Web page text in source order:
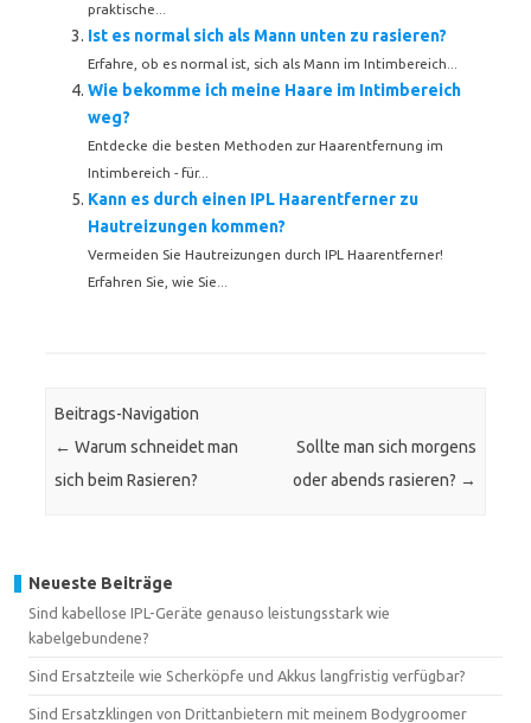
praktische...
Ist es normal sich als Mann unten zu rasieren?
Erfahre, ob es normal ist, sich als Mann im Intimbereich...
Wie bekomme ich meine Haare im Intimbereich
weg?
Entdecke die besten Methoden zur Haarentfernung im
Intimbereich - für...
Kann es durch einen IPL Haarentferner zu
Hautreizungen kommen?
Vermeiden Sie Hautreizungen durch IPL Haarentferner!
Erfahren Sie, wie Sie...
Beitrags-Navigation
← Warum schneidet man
sich beim Rasieren?
Sollte man sich morgens
oder abends rasieren? →
Neueste Beiträge
Sind kabellose IPL-Geräte genauso leistungsstark wie
kabelgebundene?
Sind Ersatzteile wie Scherköpfe und Akkus langfristig verfügbar?
Sind Ersatzklingen von Drittanbietern mit meinem Bodygroomer